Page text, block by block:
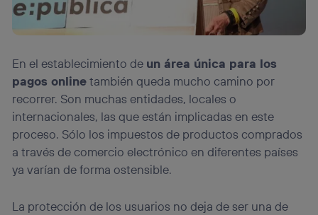
En el establecimiento de un área única para los
pagos onlinetambién queda mucho camino por
recorrer. Son muchas entidades, locales o
internacionales, las que están implicadas en este
proceso. Sólo los impuestos de productos comprados
a través de comercio electrónico en diferentes países
ya varían de forma ostensible.
La protección de los usuarios no deja de ser una de